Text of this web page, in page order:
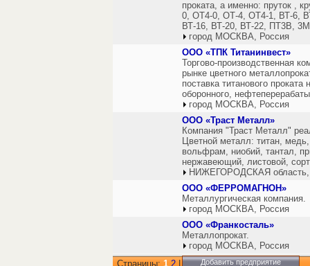
проката, а именно: пруток ,
0, ОТ4-0, ОТ-4, ОТ4-1, ВТ-6,
ВТ-16, ВТ-20, ВТ-22, ПТ3В,
город МОСКВА, Россия
ООО «ТПК Титанинвест»
Торгово-производственная
рынке цветного
поставка титанового
оборонного,
город МОСКВА, Россия
ООО «Траст Металл»
Компания "Траст Металл"
Цветной металл: титан,
вольфрам, ниобий, тантал,
нержавеющий, листовой,
НИЖЕГОРОДСКАЯ область,
ООО «ФЕРРОМАГНОН»
Металлургическая компания.
город МОСКВА, Россия
ООО «Франкосталь»
Металлопрокат.
город МОСКВА, Россия
Страницы: 1 2 Добавить предприятие